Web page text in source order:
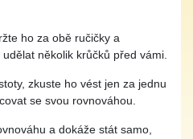
ho za obě ručičky a
několik krůčků před vámi.
zkuste ho vést jen za jednu
se svou rovnováhou.
a dokáže stát samo,